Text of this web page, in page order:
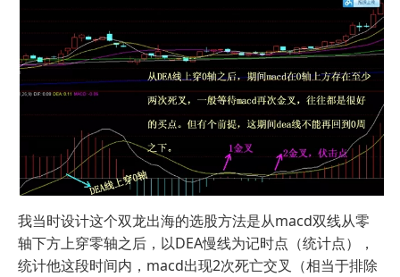
我当时设计这个双龙出海的选股方法是从macd双线从零
轴下方上穿零轴之后，以DEA慢线为记时点（统计点），
统计他这段时间内，macd出现2次死亡交叉（相当于排除